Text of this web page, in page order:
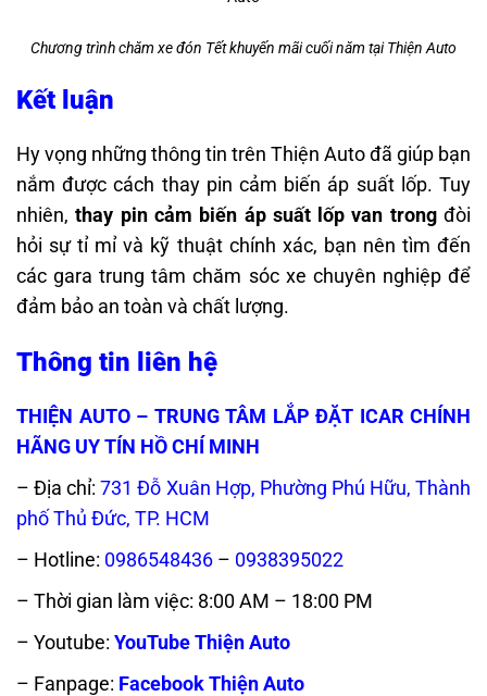
Chương trình chăm xe đón Tết khuyến mãi cuối năm tại Thiện Auto
Kết luận
Hy vọng những thông tin trên Thiện Auto đã giúp bạn
nắm được cách thay pin cảm biến áp suất lốp. Tuy
nhiên,thay pin cảm biến áp suất lốp van trongđòi
hỏi sự tỉ mỉ và kỹ thuật chính xác, bạn nên tìm đến
các gara trung tâm chăm sóc xe chuyên nghiệp để
đảm bảo an toàn và chất lượng.
Thông tin liên hệ
THIỆN AUTO – TRUNG TÂM LẮP ĐẶT ICAR CHÍNH
HÃNG UY TÍN HỒ CHÍ MINH
– Địa chỉ:731 Đỗ Xuân Hợp, Phường Phú Hữu, Thành
phố Thủ Đức, TP. HCM
– Hotline: 0986548436 – 0938395022
– Thời gian làm việc: 8:00 AM – 18:00 PM
– Youtube: YouTube Thiện Auto
– Fanpage: Facebook Thiện Auto